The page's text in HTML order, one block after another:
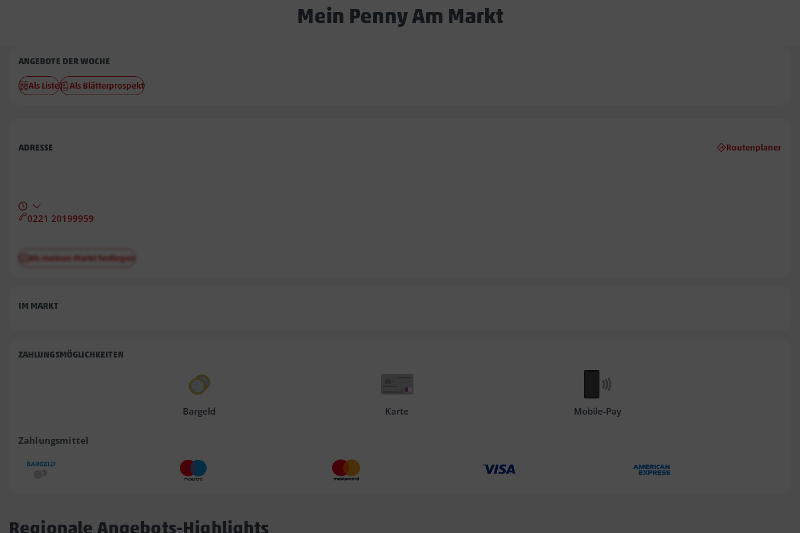
Mein Penny Am Markt
Penny
Am
Markt
ANGEBOTE DER WOCHE
Als Liste Als Blätterprospekt
ADRESSE Routenplaner
0221 20199959
Als meinen Markt festlegen
IM MARKT
ZAHLUNGSMÖGLICHKEITEN
Bargeld Karte Mobile-Pay
Zahlungsmittel
Regionale Angebots-Highlights